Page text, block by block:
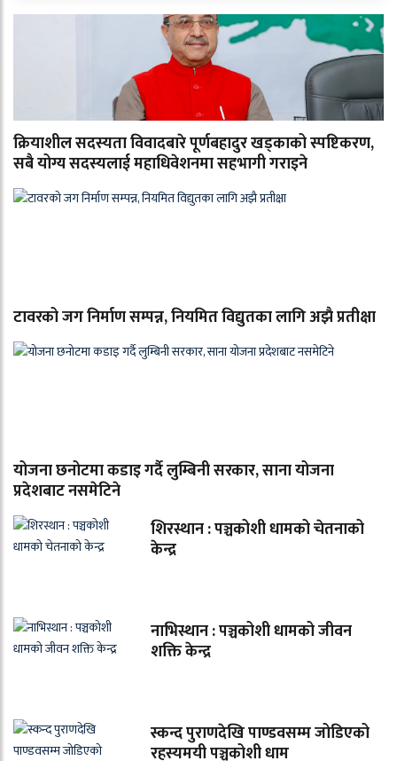
क्रियाशील सदस्यता विवादबारे पूर्णबहादुर खड्काको स्पष्टिकरण,
सबै योग्य सदस्यलाई महाधिवेशनमा सहभागी गराइने
टावरको जग निर्माण सम्पन्न, नियमित विद्युतका लागि अझै प्रतीक्षा
योजना छनोटमा कडाइ गर्दै लुम्बिनी सरकार, साना योजना
प्रदेशबाट नसमेटिने
शिरस्थान : पञ्चकोशी धामको चेतनाको
केन्द्र
नाभिस्थान : पञ्चकोशी धामको जीवन
शक्ति केन्द्र
स्कन्द पुराणदेखि पाण्डवसम्म जोडिएको
रहस्यमयी पञ्चकोशी धाम